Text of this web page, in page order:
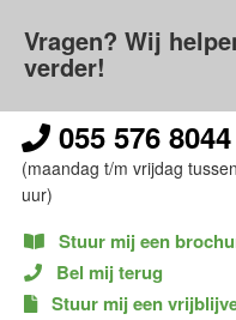
Vragen? Wij
verder!
055 576 8044
(maandag t/m vrijdag
uur)
Stuur mij een
Bel mij terug
Stuur mij een